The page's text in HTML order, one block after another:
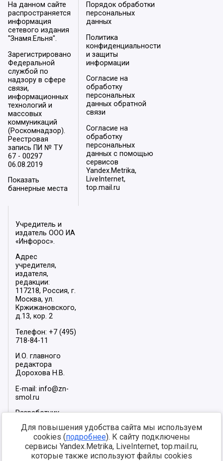
На данном сайте
распространяется
информация
сетевого издания
"Знамя.Ельня".
Зарегистрировано
Федеральной
службой по
надзору в сфере
связи,
информационных
технологий и
массовых
коммуникаций
(Роскомнадзор).
Реестровая
запись ПИ № ТУ
67 - 00297
06.08.2019
Показать
баннерные места
Порядок обработки
персональных
данных
Политика
конфиденциальности
и защиты
информации
Согласие на
обработку
персональных
данных обратной
связи
Согласие на
обработку
персональных
данных с помощью
сервисов
Yandex.Metrika,
LiveInternet,
top.mail.ru
Учредитель и
издатель ООО ИА
«Инфорос».
Адрес
учредителя,
издателя,
редакции:
117218, Россия, г.
Москва, ул.
Кржижановского,
д.13, кор. 2
Телефон: +7 (495)
718-84-11
И.О. главного
редактора
Дорохова Н.В.
E-mail: info@zn-
smol.ru
Разработчик
2026
Мы в социальных
сетях:
Для повышения удобства сайта мы используем
cookies (подробнее). К сайту подключены
сервисы Yandex.Metrika, LiveInternet, top.mail.ru,
которые также используют файлы cookies